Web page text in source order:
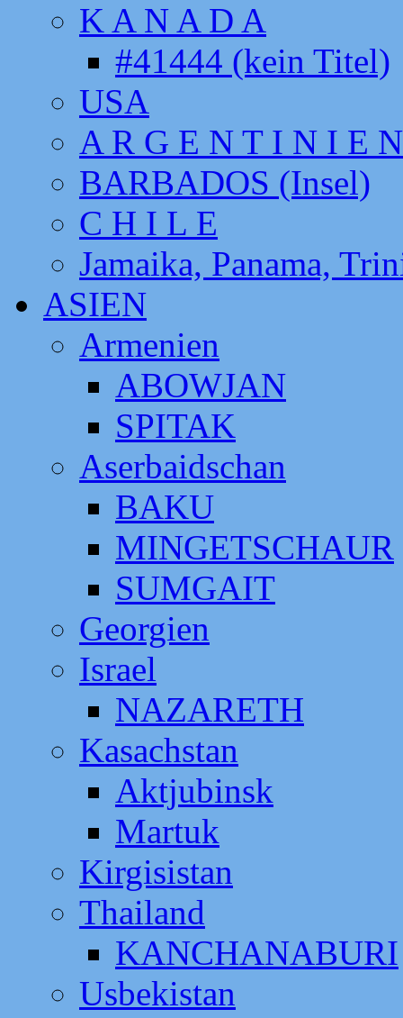
K A N A D A
#41444 (kein Titel)
USA
A R G E N T I N I E N
BARBADOS (Insel)
C H I L E
Jamaika, Panama,
ASIEN
Armenien
ABOWJAN
SPITAK
Aserbaidschan
BAKU
MINGETSCHAUR
SUMGAIT
Georgien
Israel
NAZARETH
Kasachstan
Aktjubinsk
Martuk
Kirgisistan
Thailand
KANCHANABURI
Usbekistan